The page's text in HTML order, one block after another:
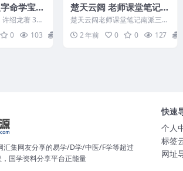
命学宝
页PDF
许绍龙著 358
## 《八
0 103
楚天云阔 老师课堂笔记南
派三俗整理
楚天云阔老师课堂笔记南派三俗
2 年前 0 0 127
汇集网友分享的易学/D学/中医/F学等超过
国学资料分享平台正能量
快速
个人
标签
网址